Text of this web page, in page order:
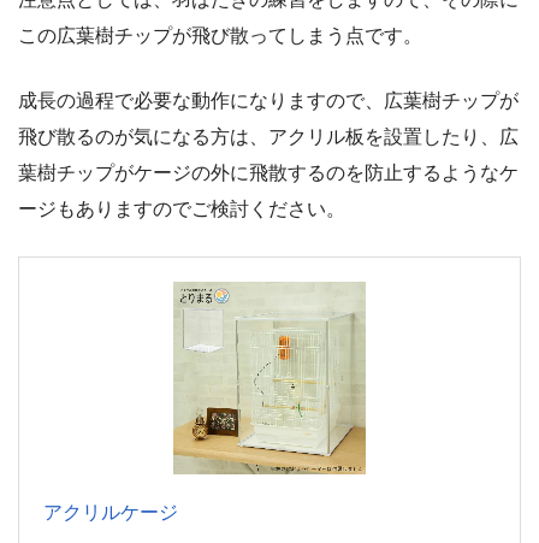
この広葉樹チップが飛び散ってしまう点です。
成長の過程で必要な動作になりますので、広葉樹チップが
飛び散るのが気になる方は、アクリル板を設置したり、広
葉樹チップがケージの外に飛散するのを防止するようなケ
ージもありますのでご検討ください。
アクリルケージ